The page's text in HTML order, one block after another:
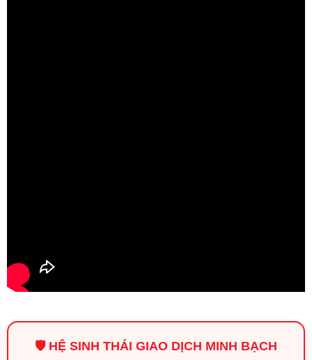
🛡️ HỆ SINH THÁI GIAO DỊCH MINH BẠCH